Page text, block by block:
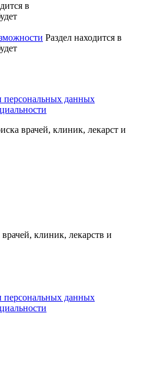
в
Раздел находится в
персональных данных
врачей, клиник, лекарст и
клиник, лекарств и
персональных данных